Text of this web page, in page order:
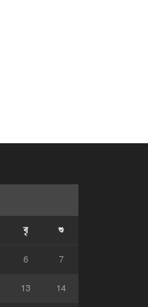
বৃ শু
6 7
13 14